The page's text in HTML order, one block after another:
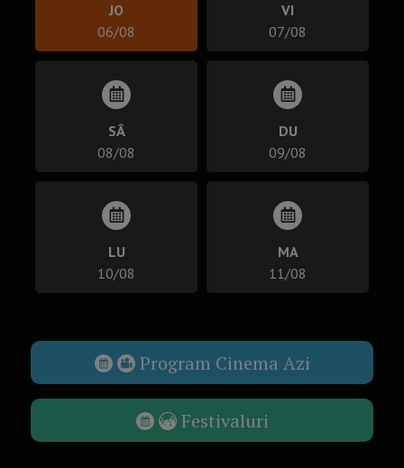
JO
06/08
VI
07/08
SÂ
08/08
DU
09/08
LU
10/08
MA
11/08
Program Cinema Azi
Festivaluri